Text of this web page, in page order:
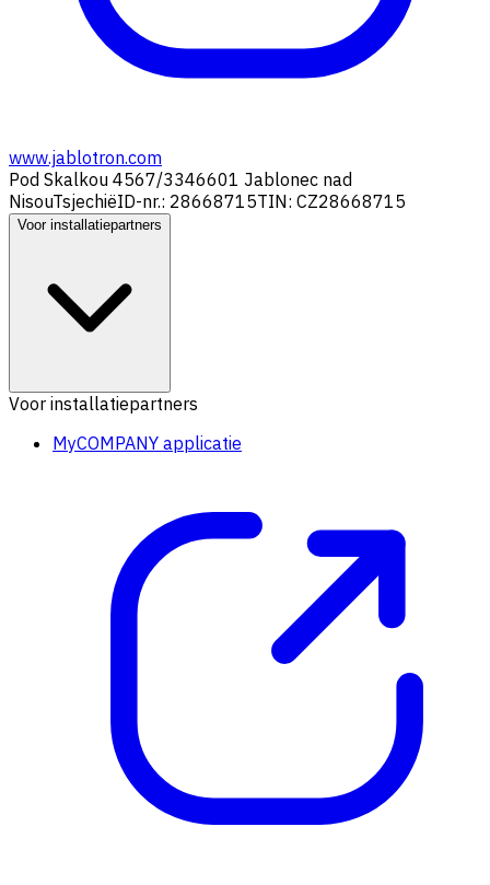
www.jablotron.com
Pod Skalkou 4567/3346601 Jablonec nad
NisouTsjechiëID-nr.: 28668715TIN: CZ28668715
Voor installatiepartners
Voor installatiepartners
MyCOMPANY applicatie